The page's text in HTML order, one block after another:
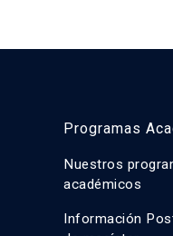
Programas
Nuestros
académicos
Información